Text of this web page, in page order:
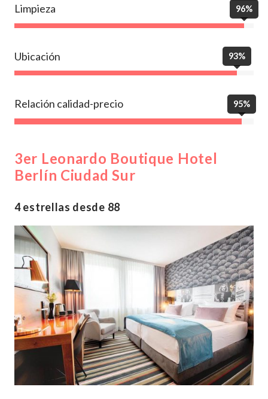
Limpieza 96%
Ubicación 93%
Relación calidad-precio 95%
3er Leonardo Boutique Hotel
Berlín Ciudad Sur
4 estrellas desde 88